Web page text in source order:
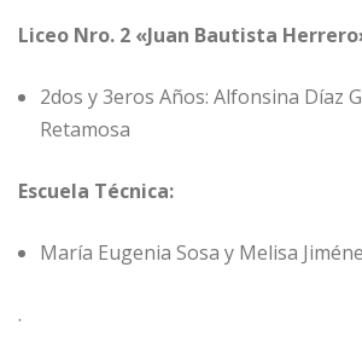
Liceo Nro. 2 «Juan Bautista
2dos y 3eros Años: Alfonsina Díaz
Retamosa
Escuela Técnica:
María Eugenia Sosa y Melisa
.